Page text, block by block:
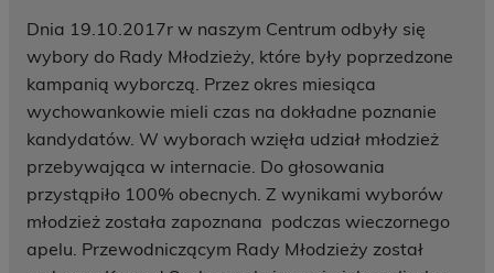
Dnia 19.10.2017r w naszym Centrum odbyły się
wybory do Rady Młodzieży, które były poprzedzone
kampanią wyborczą. Przez okres miesiąca
wychowankowie mieli czas na dokładne poznanie
kandydatów. W wyborach wzięła udział młodzież
przebywająca w internacie. Do głosowania
przystąpiło 100% obecnych. Z wynikami wyborów
młodzież została zapoznana podczas wieczornego
apelu. Przewodniczącym Rady Młodzieży został